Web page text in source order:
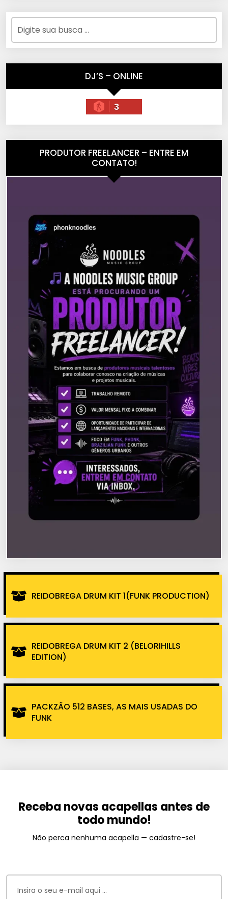
DJ’S – ONLINE
3
PRODUTOR FREELANCER – ENTRE EM
CONTATO!
REIDOBREGA DRUM KIT 1(FUNK PRODUCTION)
REIDOBREGA DRUM KIT 2 (BELORIHILLS
EDITION)
PACKZÃO 512 BASES, AS MAIS USADAS DO
FUNK
Receba novas acapellas antes de
todo mundo!
Não perca nenhuma acapella — cadastre-se!